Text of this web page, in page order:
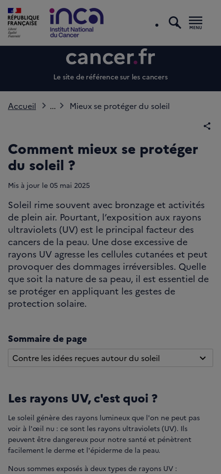
Le site de référence sur les cancers
Accueil ... Mieux se protéger du soleil
Comment mieux se protéger
du soleil ?
Mis à jour le 05 mai 2025
Soleil rime souvent avec bronzage et activités
de plein air. Pourtant, l’exposition aux rayons
ultraviolets (UV) est le principal facteur des
cancers de la peau. Une dose excessive de
rayons UV agresse les cellules cutanées et peut
provoquer des dommages irréversibles. Quelle
que soit la nature de sa peau, il est essentiel de
se protéger en appliquant les gestes de
protection solaire.
Sommaire de page
Contre les idées reçues autour du soleil
Les rayons UV, c'est quoi ?
Le soleil génère des rayons lumineux que l'on ne peut pas
voir à l'œil nu : ce sont les rayons ultraviolets (UV). Ils
peuvent être dangereux pour notre santé et pénètrent
facilement le derme et l'épiderme de la peau.
Nous sommes exposés à deux types de rayons UV :